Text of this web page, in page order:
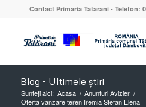
Contact Primaria Tatarani - Telefon:
Blog - Ultimele știri
Sunteți aici: Acasa / Anunturi Avizier /
Oferta vanzare teren Iremia Stefan Elena